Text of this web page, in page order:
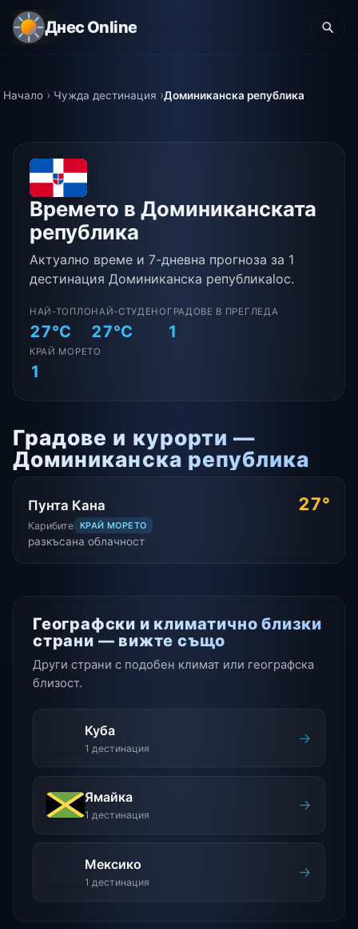
Днес Online
Начало Чужда дестинация Доминиканска република
Времето в Доминиканската
република
Актуално време и 7-дневна прогноза за 1
дестинация Доминиканска републикаloc.
НАЙ-ТОПЛО
27°C
НАЙ-СТУДЕНО
27°C
ГРАДОВЕ В ПРЕГЛЕДА
1
КРАЙ МОРЕТО
1
Градове и курорти —
Доминиканска република
Пунта Кана 27°
Карибите КРАЙ МОРЕТО
разкъсана облачност
Географски и климатично близки
страни — вижте също
Други страни с подобен климат или географска
близост.
Куба
1 дестинация
→
Ямайка
1 дестинация
→
Мексико
1 дестинация
→